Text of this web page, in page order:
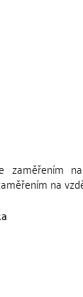
zaměřením
na